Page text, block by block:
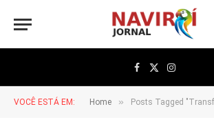
Facebook
X
(Twitter)
Instagram
VOCÊ ESTÁ EM: Home » Posts Tagged